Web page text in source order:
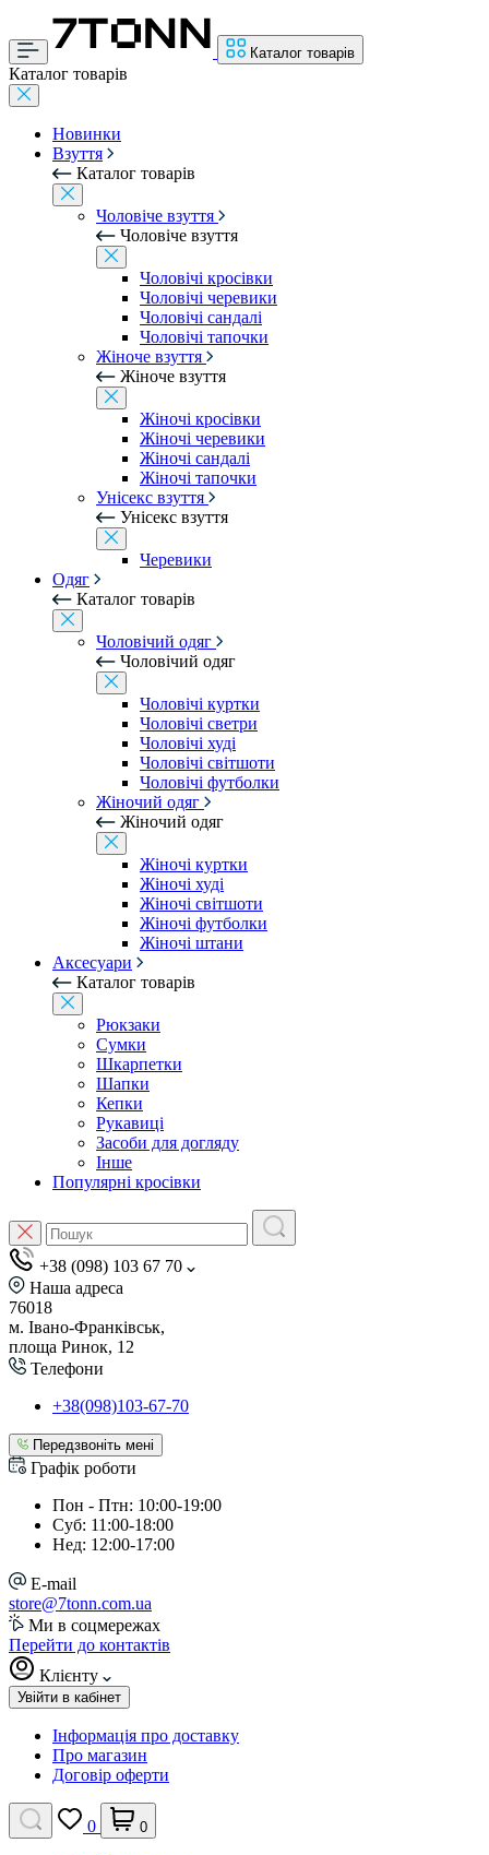
Каталог товарів
Каталог товарів
Новинки
Взуття
Каталог товарів
Чоловіче взуття
Чоловіче взуття
Чоловічі кросівки
Чоловічі черевики
Чоловічі сандалі
Чоловічі тапочки
Жіноче взуття
Жіноче взуття
Жіночі кросівки
Жіночі черевики
Жіночі сандалі
Жіночі тапочки
Унісекс взуття
Унісекс взуття
Черевики
Одяг
Каталог товарів
Чоловічий одяг
Чоловічий одяг
Чоловічі куртки
Чоловічі светри
Чоловічі худі
Чоловічі світшоти
Чоловічі футболки
Жіночий одяг
Жіночий одяг
Жіночі куртки
Жіночі худі
Жіночі світшоти
Жіночі футболки
Жіночі штани
Аксесуари
Каталог товарів
Рюкзаки
Сумки
Шкарпетки
Шапки
Кепки
Рукавиці
Засоби для догляду
Інше
Популярні кросівки
+38 (098) 103 67 70
Наша адреса
76018
м. Івано-Франківськ,
площа Ринок, 12
Телефони
+38(098)103-67-70
Передзвоніть мені
Графік роботи
Пон - Птн: 10:00-19:00
Суб: 11:00-18:00
Нед: 12:00-17:00
E-mail
store@7tonn.com.ua
Ми в соцмережах
Перейти до контактів
Клієнту
Увійти в кабінет
Інформація про доставку
Про магазин
Договір оферти
0 0